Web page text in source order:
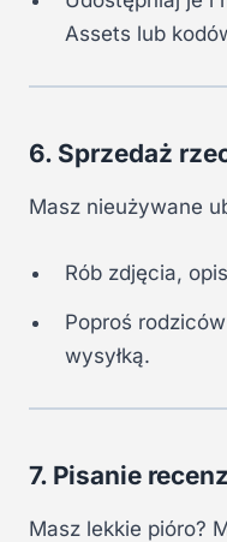
Assets lub
6. Sprzedaż
Masz nieużywane
Rób zdjęcia,
Poproś
wysyłką.
7. Pisanie
Masz lekkie pióro?